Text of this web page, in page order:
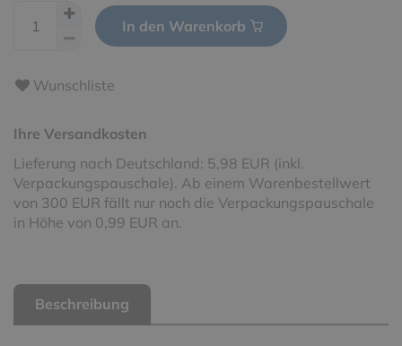
In den Warenkorb
Wunschliste
Ihre Versandkosten
Lieferung nach Deutschland: 5,98 EUR (inkl.
Verpackungspauschale). Ab einem Warenbestellwert
von 300 EUR fällt nur noch die Verpackungspauschale
in Höhe von 0,99 EUR an.
Beschreibung